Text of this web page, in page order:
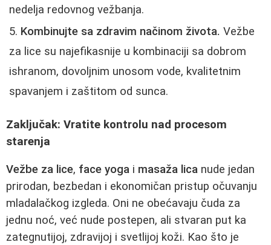
nedelja redovnog vežbanja.
Kombinujte sa zdravim načinom života. Vežbe
za lice su najefikasnije u kombinaciji sa dobrom
ishranom, dovoljnim unosom vode, kvalitetnim
spavanjem i zaštitom od sunca.
Zaključak: Vratite kontrolu nad procesom
starenja
Vežbe za lice, face yoga i masaža lica nude jedan
prirodan, bezbedan i ekonomičan pristup očuvanju
mladalačkog izgleda. Oni ne obećavaju čuda za
jednu noć, već nude postepen, ali stvaran put ka
zategnutijoj, zdravijoj i svetlijoj koži. Kao što je